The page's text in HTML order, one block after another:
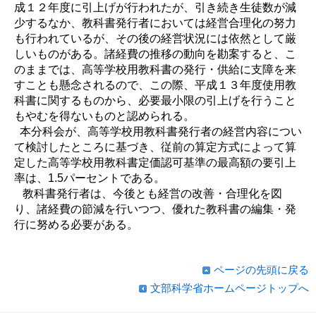
成１２年度に引上げが行われたが、引き続き生徒数が減
少するなか、教科書発行者においては経営合理化の努力
も行われているが、その後の経営状況には依然として厳
しいものがある。諸経費の推移の動向を勘案すると、こ
のままでは、高等学校用教科書の発行・供給に支障を来
すことも懸念されるので、この際、平成１３年度使用教
科書に関するものから、必要最小限の引上げを行うこと
もやむを得ないものと認められる。
本分科会が、高等学校用教科書発行者の経営内容につい
て検討したところに基づき、従前の算定方式によって算
定した高等学校用教科書定価認可基準の最高額の要引上
率は、1.5パーセントである。
教科書発行者は、今後とも経営の改善・合理化を図
り、諸経費の節減を行いつつ、優れた教科書の編集・発
行に努める必要がある。
ページの先頭に戻る
文部科学省ホームページトップへ